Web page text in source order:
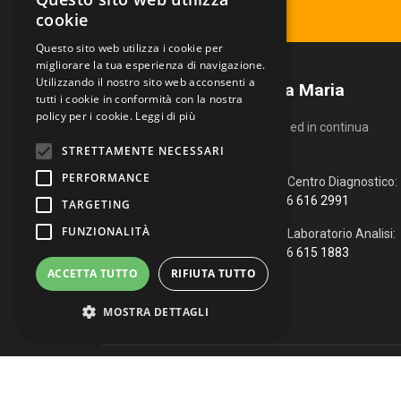
Centro Diagnostico Villa Maria
Un servizio altamente qualificato ed in continua
evoluzione.
Via Fiume, 4
51100 Pistoia (PT)
0573 976088
info@vmcd.it
Centro Diagnostico:
366 616 2991
Laboratorio Analisi:
366 615 1883
cookie
Questo sito web utilizza i cookie per
migliorare la tua esperienza di navigazione.
Utilizzando il nostro sito web acconsenti a
tutti i cookie in conformità con la nostra
policy per i cookie. Leggi di più
STRETTAMENTE NECESSARI
PERFORMANCE
TARGETING
FUNZIONALITÀ
ACCETTA TUTTO RIFIUTA TUTTO
MOSTRA DETTAGLI